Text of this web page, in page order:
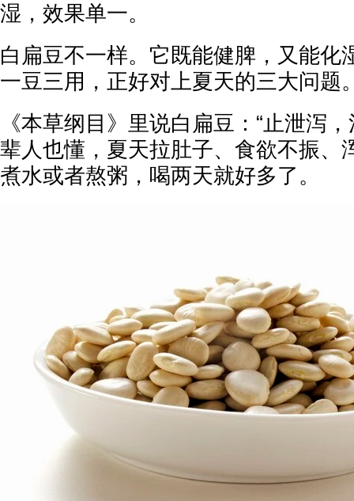
湿，效果单一。
白扁豆不一样。它既能健脾，又能化
一豆三用，正好对上夏天的三大问题
《本草纲目》里说白扁豆：“止泄泻
辈人也懂，夏天拉肚子、食欲不振、
煮水或者熬粥，喝两天就好多了。